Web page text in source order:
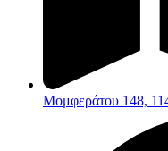
Μομφεράτου 148,